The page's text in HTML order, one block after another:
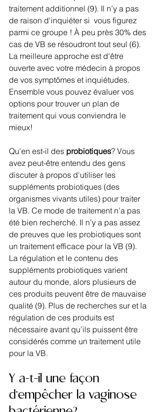
traitement additionnel (9). Il n’y a pas
de raison d'inquiéter si  vous figurez
parmi ce groupe ! À peu près 30% des
cas de VB se résoudront tout seul (6).
La meilleure approche est d'être
ouverte avec votre médecin à propos
de vos symptômes et inquiétudes.
Ensemble vous pouvez évaluer vos
options pour trouver un plan de
traitement qui vous conviendra le
mieux!
Qu'en est-il des probiotiques? Vous
avez peut-être entendu des gens
discuter à propos d'utiliser les
suppléments probiotiques (des
organismes vivants utiles) pour traiter
la VB. Ce mode de traitement n’a pas
été bien recherché. Il n’y a pas assez
de preuves que les probiotiques sont
un traitement efficace pour la VB (9).
La régulation et le contenu des
suppléments probiotiques varient
autour du monde, alors plusieurs de
ces produits peuvent être de mauvaise
qualité (9). Plus de recherches sur et la
régulation de ces produits est
nécessaire avant qu’ils puissent être
considérés comme un traitement utile
pour la VB.
Y a-t-il une façon
d’empêcher la vaginose